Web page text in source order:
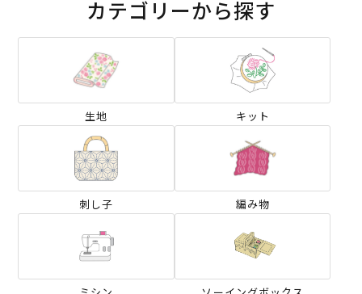
カテゴリーから探す
生地 キット
刺し子 編み物